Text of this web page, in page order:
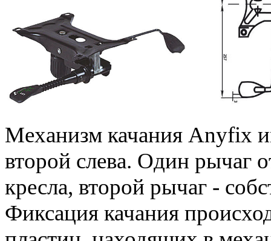
Механизм качания Anyfix
второй слева. Один рычаг
кресла, второй рычаг -
Фиксация качания